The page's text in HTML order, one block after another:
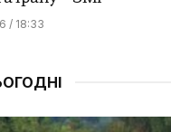
/ 18:33